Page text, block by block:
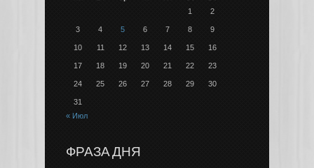
1
2
3 4 5 6 7 8 9
10 11 12 13 14 15 16
17 18 19 20 21 22 23
24 25 26 27 28 29 30
31
« Июл
ФРАЗА ДНЯ